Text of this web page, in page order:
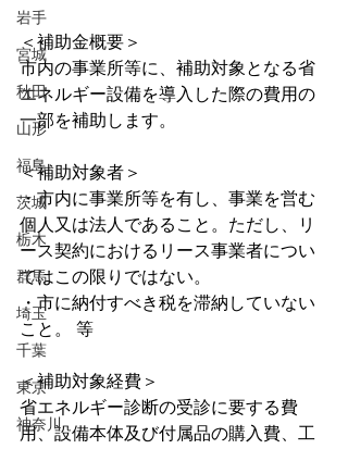
岩手
宮城
秋田
山形
福島
茨城
栃木
群馬
埼玉
千葉
東京
神奈川
＜補助金概要＞
市内の事業所等に、補助対象となる省
エネルギー設備を導入した際の費用の
一部を補助します。
＜補助対象者＞
・市内に事業所等を有し、事業を営む
個人又は法人であること。ただし、リ
ース契約におけるリース事業者につい
てはこの限りではない。
・市に納付すべき税を滞納していない
こと。 等
＜補助対象経費＞
省エネルギー診断の受診に要する費
用、設備本体及び付属品の購入費、工